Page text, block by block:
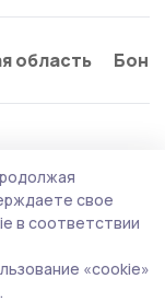
область
свое
в соответствии
«cookie»